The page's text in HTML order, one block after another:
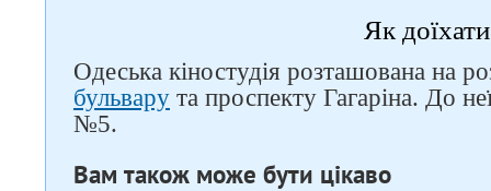
Як доїхати
Одеська кіностудія розташована на
бульвару та проспекту Гагаріна. До
№5.
Вам також може бути цікаво